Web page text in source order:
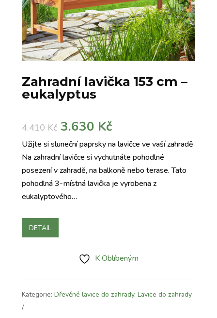
Zahradní lavička 153 cm –
eukalyptus
4.410Kč Původní
cena
byla:
4.410 Kč.
3.630 KčAktuální
cena
je:
3.630 Kč.
Užijte si sluneční paprsky na lavičce ve vaší zahradě
Na zahradní lavičce si vychutnáte pohodlné
posezení v zahradě, na balkoně nebo terase. Tato
pohodlná 3-místná lavička je vyrobena z
eukalyptového…
DETAIL
K Oblíbeným
Kategorie: Dřevěné lavice do zahrady, Lavice do zahrady